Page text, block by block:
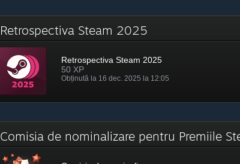
Retrospectiva Steam 2025
Retrospectiva Steam 2025
50 XP
Obținută la 16 dec. 2025 la 12:05
Comisia de nominalizare pentru Premiile